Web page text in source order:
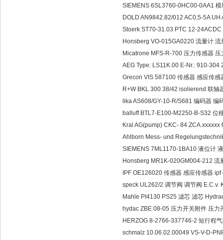
SIEMENS 6SL3760-0HC00-0AA1
DOLD AN9842.82/012 AC0,5-5A
Stoerk ST70-31.03 PTC 12-
Honsberg VO-015GA0220 流量计
Micatrone MFS-R-700 压力传感器
AEG Type: LS11K.00 E-Nr.: 910-
Grecon VIS 587100 传感器 感应传
R+W BKL 300 38/42 isolierend 联
lika AS608/GY-10-R/S681 编码器
balluff BTL7-E100-M2250-B-S32 位
Kral AG(pump) CKC-
Ahlborn Mess- und
SIEMENS 7ML1170-1BA10 液位计
Honsberg MR1K-020GM004-212
IPF OE126020 传感器 感应传感器
speck UL262/2 调节阀 调节阀
Mahle PI4130 PS25 滤芯 滤芯
hydac ZBE 08-05 压力开关附件 压
HERZOG 8-2766-337746-2 短行程
schmalz 10.06.02.00049 VS-V-D-